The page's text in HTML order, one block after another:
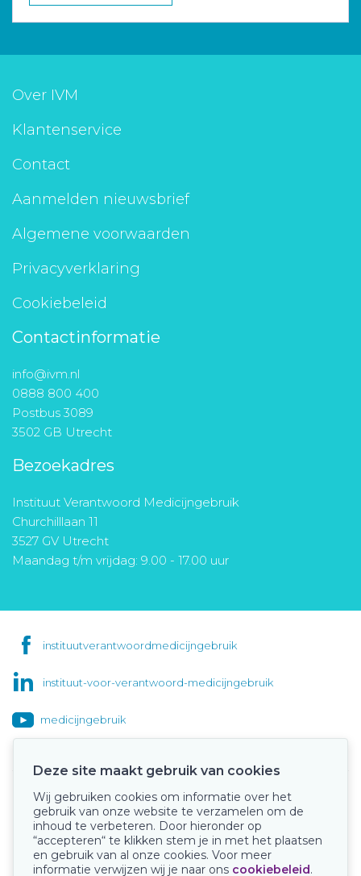
Over IVM
Klantenservice
Contact
Aanmelden nieuwsbrief
Algemene voorwaarden
Privacyverklaring
Cookiebeleid
Contactinformatie
info@ivm.nl
0888 800 400
Postbus 3089
3502 GB Utrecht
Bezoekadres
Instituut Verantwoord Medicijngebruik
Churchilllaan 11
3527 GV Utrecht
Maandag t/m vrijdag: 9.00 - 17.00 uur
instituutverantwoordmedicijngebruik
instituut-voor-verantwoord-medicijngebruik
medicijngebruik
Onze keurmerken
Deze site maakt gebruik van cookies
Wij gebruiken cookies om informatie over het
gebruik van onze website te verzamelen om de
inhoud te verbeteren. Door hieronder op
“accepteren“ te klikken stem je in met het plaatsen
en gebruik van al onze cookies. Voor meer
informatie verwijzen wij je naar ons cookiebeleid.